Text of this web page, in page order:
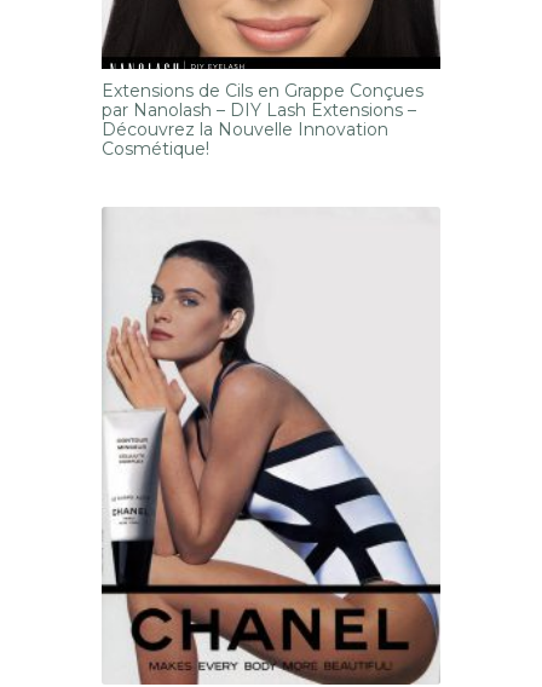
Extensions de Cils en Grappe Conçues
par Nanolash – DIY Lash Extensions –
Découvrez la Nouvelle Innovation
Cosmétique!